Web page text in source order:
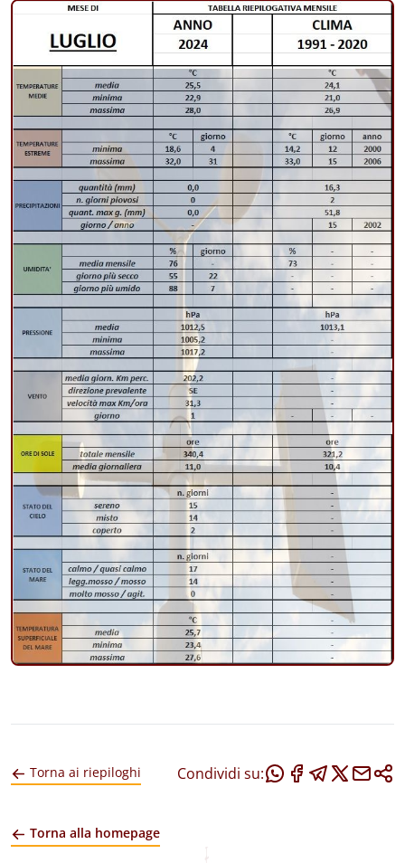
Torna ai riepiloghi Condividi su:
Torna alla homepage